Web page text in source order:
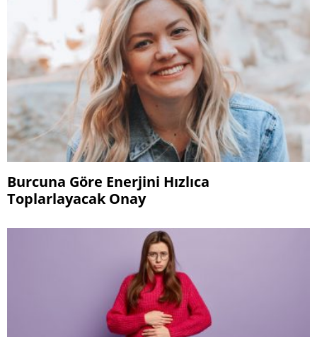
Burcuna Göre Enerjini Hızlıca
Toplarlayacak Onay